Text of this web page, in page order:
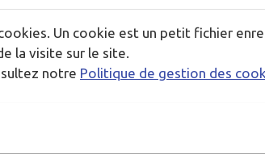
Un cookie est un petit fichier
la visite sur le site.
notre Politique de gestion des